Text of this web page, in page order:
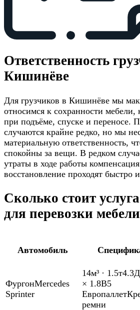
Ответственность
Кишинёве
Для грузчиков в Кишинёве мы
относимся к сохранности мебели,
при подъёме, спуске и переносе.
случаются крайне редко, но мы
материальную ответственность,
спокойны за вещи. В редком
утраты в ходе работы
восстановление проходят быстро
Сколько стоит
для перевозки мебели
Автомобиль
ФургонMercedes
Sprinter
14м³ · 1.5т
× 1.8В5
Европаллет
ремни